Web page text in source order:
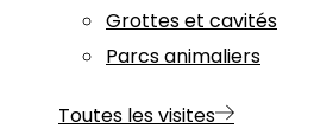
Grottes et cavités
Parcs animaliers
Toutes les visites